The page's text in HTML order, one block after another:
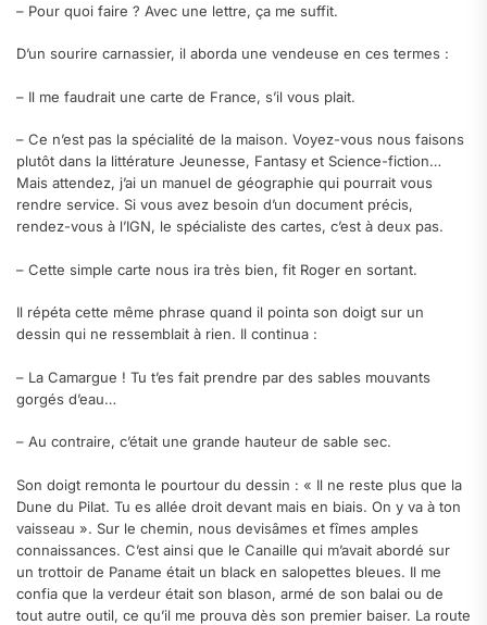
– Pour quoi faire ? Avec une lettre, ça me suffit.
D’un sourire carnassier, il aborda une vendeuse en ces termes :
– Il me faudrait une carte de France, s’il vous plait.
– Ce n’est pas la spécialité de la maison. Voyez-vous nous faisons
plutôt dans la littérature Jeunesse, Fantasy et Science-fiction…
Mais attendez, j’ai un manuel de géographie qui pourrait vous
rendre service. Si vous avez besoin d’un document précis,
rendez-vous à l’IGN, le spécialiste des cartes, c’est à deux pas.
– Cette simple carte nous ira très bien, fit Roger en sortant.
Il répéta cette même phrase quand il pointa son doigt sur un
dessin qui ne ressemblait à rien. Il continua :
– La Camargue ! Tu t’es fait prendre par des sables mouvants
gorgés d’eau…
– Au contraire, c’était une grande hauteur de sable sec.
Son doigt remonta le pourtour du dessin : « Il ne reste plus que la
Dune du Pilat. Tu es allée droit devant mais en biais. On y va à ton
vaisseau ». Sur le chemin, nous devisâmes et fîmes amples
connaissances. C’est ainsi que le Canaille qui m’avait abordé sur
un trottoir de Paname était un black en salopettes bleues. Il me
confia que la verdeur était son blason, armé de son balai ou de
tout autre outil, ce qu’il me prouva dès son premier baiser. La route